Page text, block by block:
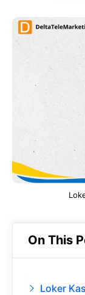
On This
Loker